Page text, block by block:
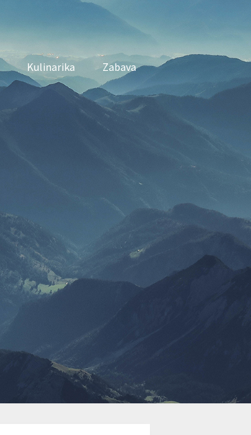
Kulinarika Zabava